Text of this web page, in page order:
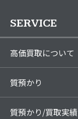
SERVICE
高価買取について
質預かり
質預かり/買取実績